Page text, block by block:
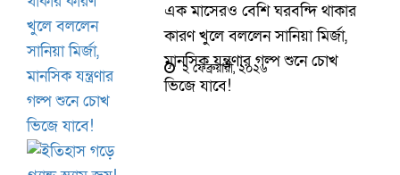
এক মাসেরও বেশি ঘরবন্দি থাকার
কারণ খুলে বললেন সানিয়া মির্জা,
মানসিক যন্ত্রণার গল্প শুনে চোখ
ভিজে যাবে!
২ ফেব্রুয়ারী, ২০২৬